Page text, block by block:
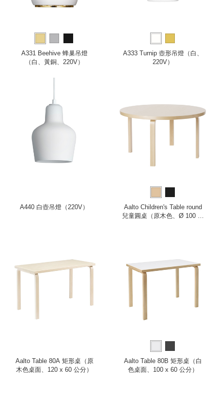
A331 Beehive 蜂巢吊燈
（白、黃銅、220V）
A333 Turnip 壺形吊燈（白、
220V）
A440 白壺吊燈（220V）
Aalto Children's Table round
兒童圓桌（原木色、Ø 100 公
Aalto Table 80A 矩形桌（原
木色桌面、120 x 60 公分）
Aalto Table 80B 矩形桌（白
色桌面、100 x 60 公分）